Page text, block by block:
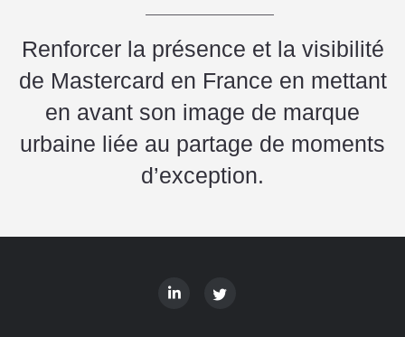
Renforcer la présence et la visibilité
de Mastercard en France en mettant
en avant son image de marque
urbaine liée au partage de moments
d’exception.